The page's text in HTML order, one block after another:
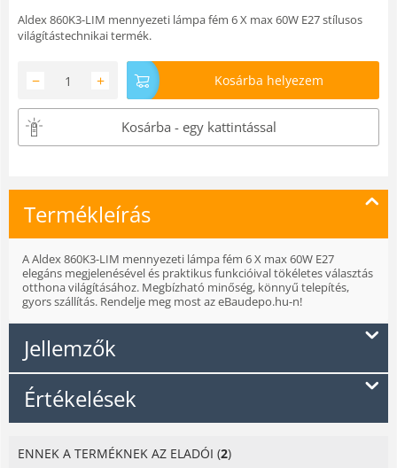
Aldex 860K3-LIM mennyezeti lámpa fém 6 X max 60W E27 stílusos
világítástechnikai termék.
+
− Kosárba helyezem
Kosárba - egy kattintással
Termékleírás
A Aldex 860K3-LIM mennyezeti lámpa fém 6 X max 60W E27
elegáns megjelenésével és praktikus funkcióival tökéletes választás
otthona világításához. Megbízható minőség, könnyű telepítés,
gyors szállítás. Rendelje meg most az eBaudepo.hu-n!
Jellemzők
Értékelések
ENNEK A TERMÉKNEK AZ ELADÓI (2)